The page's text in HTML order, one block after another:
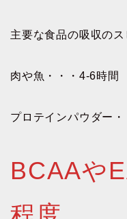
主要な食品の吸収のス
肉や魚・・・4-6時間
プロテインパウダー
BCAAや